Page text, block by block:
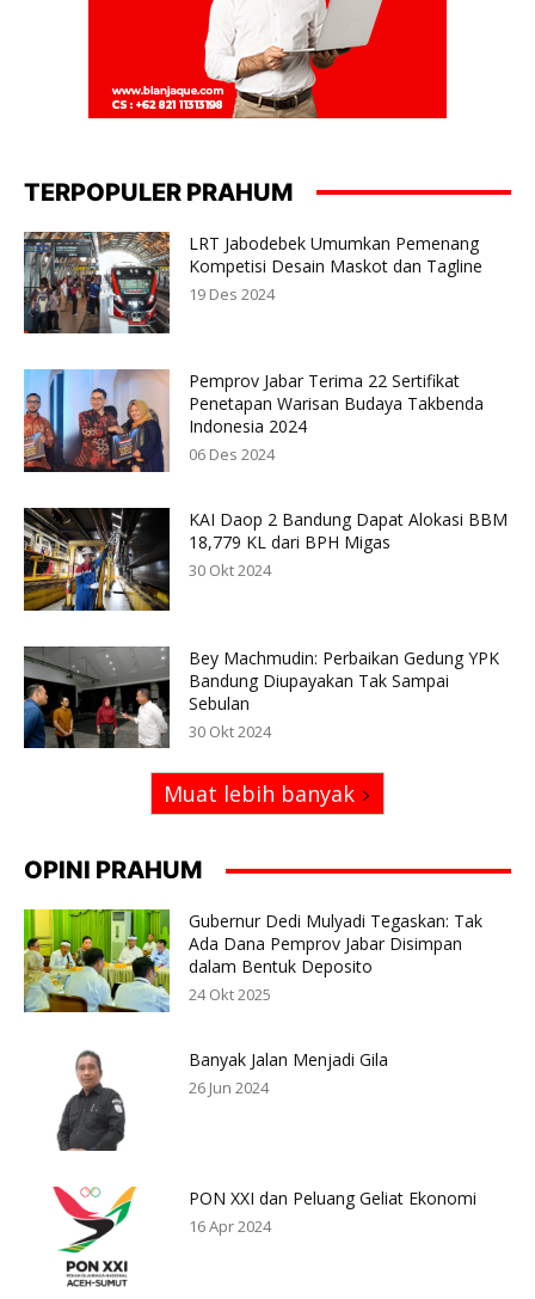
TERPOPULER PRAHUM
LRT Jabodebek Umumkan Pemenang
Kompetisi Desain Maskot dan Tagline
19 Des 2024
Pemprov Jabar Terima 22 Sertifikat
Penetapan Warisan Budaya Takbenda
Indonesia 2024
06 Des 2024
KAI Daop 2 Bandung Dapat Alokasi BBM
18,779 KL dari BPH Migas
30 Okt 2024
Bey Machmudin: Perbaikan Gedung YPK
Bandung Diupayakan Tak Sampai
Sebulan
30 Okt 2024
Muat lebih banyak
OPINI PRAHUM
Gubernur Dedi Mulyadi Tegaskan: Tak
Ada Dana Pemprov Jabar Disimpan
dalam Bentuk Deposito
24 Okt 2025
Banyak Jalan Menjadi Gila
26 Jun 2024
PON XXI dan Peluang Geliat Ekonomi
16 Apr 2024